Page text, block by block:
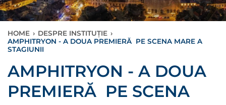
HOME › DESPRE INSTITUȚIE ›
AMPHITRYON - A DOUA PREMIERĂ PE SCENA MARE A
STAGIUNII
AMPHITRYON - A DOUA
PREMIERĂ PE SCENA